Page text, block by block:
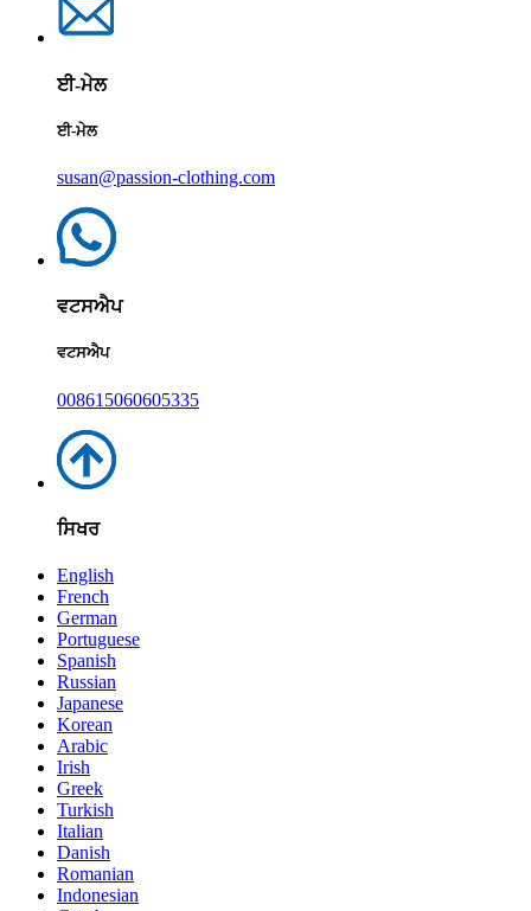
ਈ-ਮੇਲ
ਈ-ਮੇਲ
susan@passion-clothing.com
ਵਟਸਐਪ
ਵਟਸਐਪ
008615060605335
ਸਿਖਰ
English
French
German
Portuguese
Spanish
Russian
Japanese
Korean
Arabic
Irish
Greek
Turkish
Italian
Danish
Romanian
Indonesian